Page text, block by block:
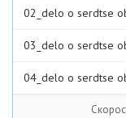
02_delo o serdtse
03_delo o serdtse
04_delo o serdtse
05_delo o serdtse